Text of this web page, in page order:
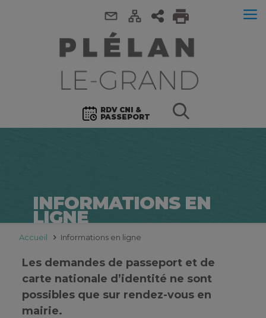
RDV CNI &
PASSEPORT
INFORMATIONS EN
LIGNE
Accueil Informations en ligne
Les demandes de passeport et de
carte nationale d’identité ne sont
possibles que sur rendez-vous en
mairie.